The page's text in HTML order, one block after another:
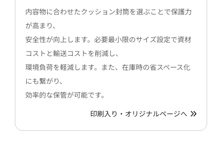
内容物に合わせたクッション封筒を選ぶことで保護力
が高まり、
安全性が向上します。必要最小限のサイズ設定で資材
コストと輸送コストを削減し、
環境負荷を軽減します。また、在庫時の省スペース化
にも繋がり、
効率的な保管が可能です。
印刷入り・オリジナルページへ